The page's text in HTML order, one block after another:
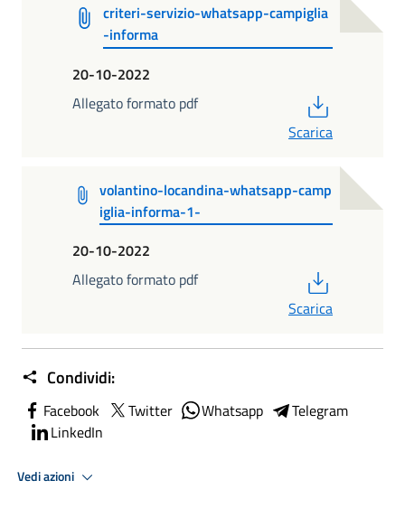
criteri-servizio-whatsapp-campiglia
-informa
20-10-2022
Allegato formato pdf
Scarica
volantino-locandina-whatsapp-camp
iglia-informa-1-
20-10-2022
Allegato formato pdf
Scarica
Condividi:
Facebook Twitter Whatsapp
Telegram
LinkedIn
Vedi azioni